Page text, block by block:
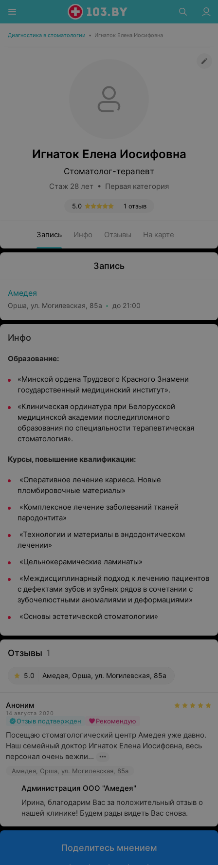
Диагностика в стоматологии • Игнаток Елена Иосифовна
Игнаток Елена Иосифовна
Стоматолог-терапевт
Стаж 28 лет • Первая категория
1 отзыв
5.0
Запись Инфо Отзывы На карте
Запись
Амедея
Орша, ул. Могилевская, 85а до 21:00
Инфо
Образование:
«Минской ордена Трудового Красного Знамени
государственный медицинский институт».
«Клиническая ординатура при Белорусской
медицинской академии последипломного
образования по специальности терапевтическая
стоматология».
Курсы, повышение квалификации:
«Оперативное лечение кариеса. Новые
пломбировочные материалы»
«Комплексное лечение заболеваний тканей
пародонтита»
«Технологии и материалы в эндодонтическом
лечении»
«Цельнокерамические ламинаты»
«Междисциплинарный подход к лечению пациентов
с дефектами зубов и зубных рядов в сочетании с
зубочелюстными аномалиями и деформациями»
«Основы эстетической стоматологии»
Отзывы 1
5.0 Амедея, Орша, ул. Могилевская, 85а
Аноним
14 августа 2020
Отзыв подтвержден Рекомендую
Посещаю стоматологический центр Амедея уже давно.
Наш семейный доктор Игнаток Елена Иосифовна, весь
персонал очень вежли...
Амедея, Орша, ул. Могилевская, 85а
Администрация ООО "Амедея"
Ирина, благодарим Вас за положительный отзыв о
нашей клинике! Будем рады видеть Вас снова.
Поделитесь мнением